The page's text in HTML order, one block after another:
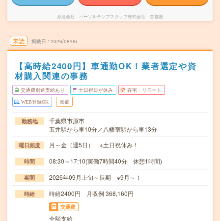
派遣会社 パーソルテンプスタッフ株式会社 首都圏
未読 掲載日 2026/08/06
【高時給2400円】車通勤OK！業者選定や資
材購入関連の事務
交通費別途支給あり 土日祝日が休み 在宅・リモート
WEB登録OK 派遣
勤務地
千葉県市原市
五井駅から車10分／八幡宿駅から車13分
曜日頻度 月～金（週5日） ※土日祝休み！
時間 08:30～17:10(実働7時間40分 休憩1時間)
期間 2026年09月上旬～長期 ※9月～！
時給 時給2400円 月収例 368,160円
交通費
全額支給